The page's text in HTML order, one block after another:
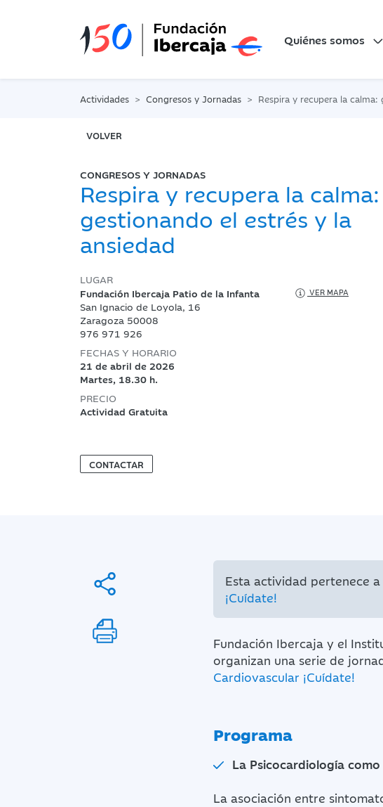
Quiénes somos
Actividades Congresos y Jornadas Respira y recupera la calma: gestionando el estrés y
VOLVER
CONGRESOS Y JORNADAS
Respira y recupera la calma:
gestionando el estrés y la
ansiedad
LUGAR
Fundación Ibercaja Patio de la Infanta
VER MAPA
San Ignacio de Loyola, 16
Zaragoza 50008
976 971 926
FECHAS Y HORARIO
21 de abril de 2026
Martes, 18.30 h.
PRECIO
Actividad Gratuita
CONTACTAR
Esta actividad pertenece a
¡Cuídate!
Fundación Ibercaja y el
organizan una serie de
Cardiovascular ¡Cuídate!
Programa
La Psicocardiología
La asociación entre